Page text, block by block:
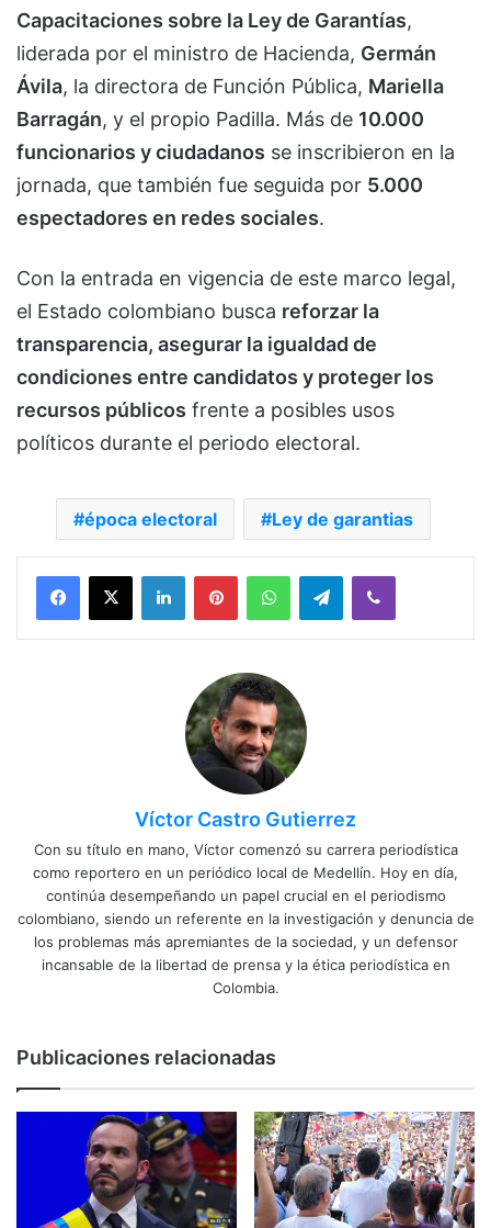
Capacitaciones sobre la Ley de Garantías,
liderada por el ministro de Hacienda, Germán
Ávila, la directora de Función Pública, Mariella
Barragán, y el propio Padilla. Más de 10.000
funcionarios y ciudadanos se inscribieron en la
jornada, que también fue seguida por 5.000
espectadores en redes sociales.
Con la entrada en vigencia de este marco legal,
el Estado colombiano busca reforzar la
transparencia, asegurar la igualdad de
condiciones entre candidatos y proteger los
recursos públicos frente a posibles usos
políticos durante el periodo electoral.
época electoral Ley de garantias
Facebook
X LinkedInPinterestWhatsAppTelegramViber
Víctor Castro Gutierrez
Con su título en mano, Víctor comenzó su carrera periodística
como reportero en un periódico local de Medellín. Hoy en día,
continúa desempeñando un papel crucial en el periodismo
colombiano, siendo un referente en la investigación y denuncia de
los problemas más apremiantes de la sociedad, y un defensor
incansable de la libertad de prensa y la ética periodística en
Colombia.
Publicaciones relacionadas